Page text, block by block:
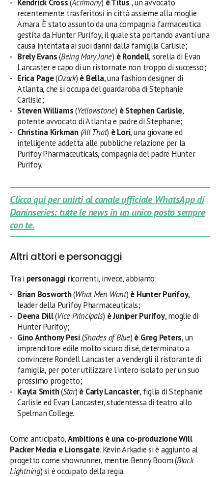
Kendrick Cross(Acrimony) è Titus , un avvocato
recentemente trasferitosi in città assieme alla moglie
Amara. È stato assunto da una compagnia farmaceutica
gestita da Hunter Purifoy, il quale sta portando avanti una
causa intentata ai suoi danni dalla famiglia Carlisle;
Brely Evans(Being Mary Jane) è Rondell, sorella di Evan
Lancaster e capo di un ristornate non troppo di successo;
Erica Page(Ozark) è Bella, una fashion designer di
Atlanta, che si occupa del guardaroba di Stephanie
Carlisle;
Steven Williams(Yellowstone) è Stephen Carlisle,
potente avvocato di Atlanta e padre di Stephanie;
Christina Kirkman (All That) è Lori, una giovane ed
intelligente addetta alle pubbliche relazione per la
Purifoy Pharmaceuticals, compagnia del padre Hunter
Purifoy.
Clicca qui per unirti al canale ufficiale WhatsApp di
Daninseries: tutte le news in un unico posto sempre
con te.
Altri attori e personaggi
Tra i personaggi ricorrenti, invece, abbiamo:
Brian Bosworth(What Men Want) è Hunter Purifoy,
leader della Purifoy Pharmaceuticals;
Deena Dill(Vice Principals) è Juniper Purifoy, moglie di
Hunter Purifoy;
Gino Anthony Pesi(Shades of Blue) è Greg Peters, un
imprenditore edile molto sicuro di sé, determinato a
convincere Rondell Lancaster a vendergli il ristorante di
famiglia, per poter utilizzare l’intero isolato per un suo
prossimo progetto;
Kayla Smith(Star) è Carly Lancaster, figlia di Stephanie
Carlisle ed Evan Lancaster, studentessa di teatro allo
Spelman College.
Come anticipato,Ambitions è una co-produzione Will
Packer Media e Lionsgate. Kevin Arkadie si è aggiunto al
progetto come showrunner, mentre Benny Boom (Black
Lightning) si è occupato della regia.